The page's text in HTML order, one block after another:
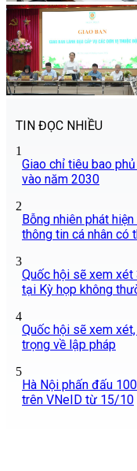
TIN ĐỌC NHIỀU
1
Giao chỉ tiêu bao
vào năm 2030
2
Bỗng nhiên phát
thông tin cá nhân có
3
Quốc hội sẽ xem
tại Kỳ họp không
4
Quốc hội sẽ xem
trọng về lập pháp
5
Hà Nội phấn đấu
trên VNeID từ 15/10